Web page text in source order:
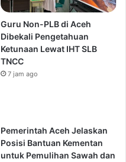
Guru Non-PLB di Aceh
Dibekali Pengetahuan
Ketunaan Lewat IHT SLB
TNCC
7 jam ago
Pemerintah Aceh Jelaskan
Posisi Bantuan Kementan
untuk Pemulihan Sawah dan